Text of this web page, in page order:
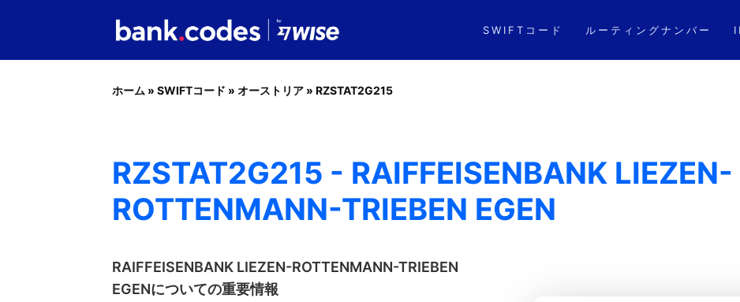
SWIFTコード ルーティングナンバー
ホーム » SWIFTコード » オーストリア » RZSTAT2G215
RZSTAT2G215 - RAIFFEISENBANK LIEZEN-
ROTTENMANN-TRIEBEN EGEN
RAIFFEISENBANK LIEZEN-ROTTENMANN-TRIEBEN
EGENについての重要情報